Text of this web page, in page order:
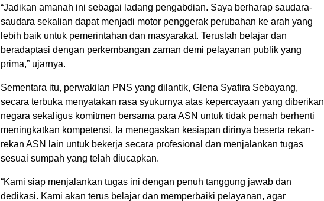
“Jadikan amanah ini sebagai ladang pengabdian. Saya berharap saudara-
saudara sekalian dapat menjadi motor penggerak perubahan ke arah yang
lebih baik untuk pemerintahan dan masyarakat. Teruslah belajar dan
beradaptasi dengan perkembangan zaman demi pelayanan publik yang
prima,” ujarnya.
Sementara itu, perwakilan PNS yang dilantik, Glena Syafira Sebayang,
secara terbuka menyatakan rasa syukurnya atas kepercayaan yang diberikan
negara sekaligus komitmen bersama para ASN untuk tidak pernah berhenti
meningkatkan kompetensi. Ia menegaskan kesiapan dirinya beserta rekan-
rekan ASN lain untuk bekerja secara profesional dan menjalankan tugas
sesuai sumpah yang telah diucapkan.
“Kami siap menjalankan tugas ini dengan penuh tanggung jawab dan
dedikasi. Kami akan terus belajar dan memperbaiki pelayanan, agar